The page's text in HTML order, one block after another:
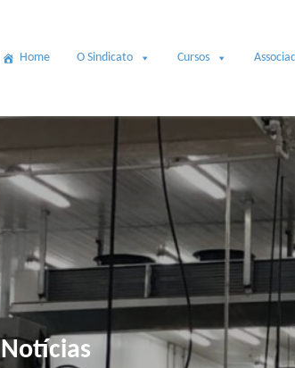
Home O Sindicato Cursos
Notícias